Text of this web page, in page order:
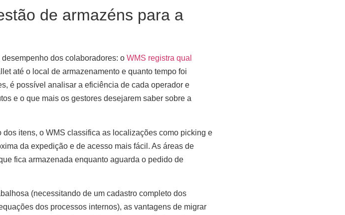
de armazéns para a
dos colaboradores: o WMS registra qual
até o local de armazenamento e quanto tempo foi
é possível analisar a eficiência de cada operador e
e o que mais os gestores desejarem saber sobre a
itens, o WMS classifica as localizações como picking e
da expedição e de acesso mais fácil. As áreas de
fica armazenada enquanto aguarda o pedido de
(necessitando de um cadastro completo dos
dos processos internos), as vantagens de migrar